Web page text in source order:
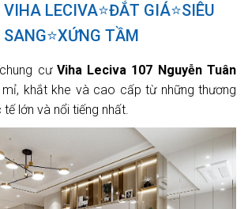
LECIVA⭐ĐẮT GIÁ⭐SIÊU
SANG⭐XỨNG TẦM
cư Viha Leciva 107 Nguyễn Tuân
khắt khe và cao cấp từ những thương
tếlớn và nổi tiếng nhất.